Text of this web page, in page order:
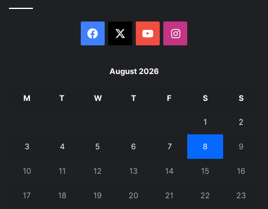
Facebook YouTubeInstagram
August 2026
M T W T F S S
1 2
3 4 5 6 7 8 9
10 11 12 13 14 15 16
17 18 19 20 21 22 23